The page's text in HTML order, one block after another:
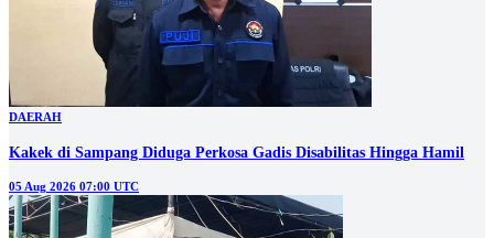
DAERAH
Kakek di Sampang Diduga Perkosa Gadis Disabilitas Hingga Hamil
05 Aug 2026 07:00 UTC